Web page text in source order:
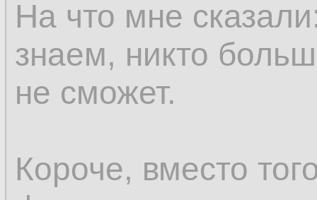
На что мне
знаем, никто
не сможет.
Короче, вместо